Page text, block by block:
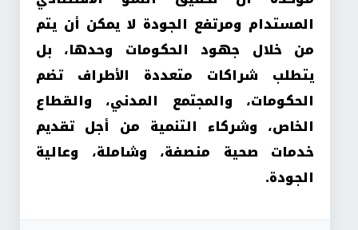
المستدام ومرتفع الجودة لا يمكن أن يتم
من خلال جهود الحكومات وحدها، بل
يتطلب شراكات متعددة الأطراف تضم
الحكومات، والمجتمع المدني، والقطاع
الخاص، وشركاء التنمية من أجل تقديم
خدمات صحية منصفة، وشاملة، وعالية
الجودة.